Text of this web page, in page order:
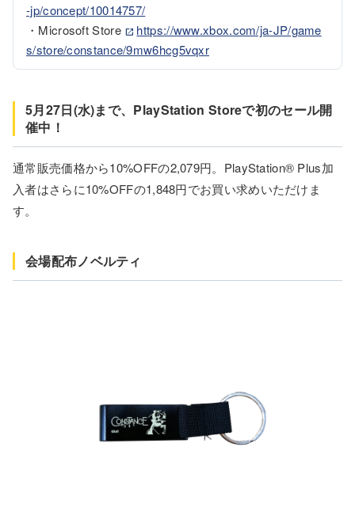
-jp/concept/10014757/
・Microsoft Store
https://www.xbox.com/ja-JP/game
s/store/constance/9mw6hcg5vqxr
5月27日(水)まで、PlayStation Storeで初のセール開
催中！
通常販売価格から10%OFFの2,079円。PlayStation® Plus加
入者はさらに10%OFFの1,848円でお買い求めいただけま
す。
会場配布ノベルティ